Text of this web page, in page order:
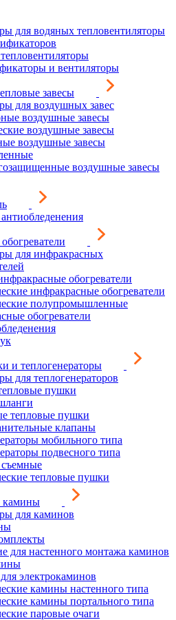
для водяных тепловентиляторы
и вентиляторы
завесы
для воздушных завес
воздушные завесы
воздушные завесы
воздушные завесы
воздушные завесы
для инфракрасных
обогреватели
инфракрасные обогреватели
полупромышленные
обогреватели
и теплогенераторы
для теплогенераторов
пушки
тепловые пушки
клапаны
мобильного типа
подвесного типа
тепловые пушки
камины
для каминов
для настенного монтажа каминов
электрокаминов
камины настенного типа
камины портального типа
паровые очаги